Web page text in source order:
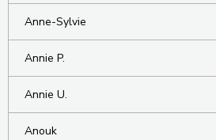
Anne-Sylvie
Annie P.
Annie U.
Anouk